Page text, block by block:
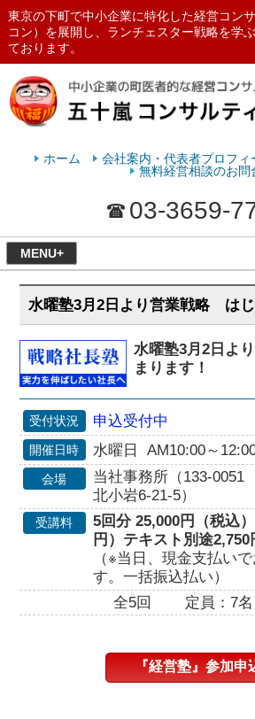
東京の下町で中小企業に特化した経営コン
コン）を展開し、ランチェスター戦略を学
ております。
ランチェスターの法
ホーム 会社案内・代表者プロフィ
無料経営相談のお問
03-3659-
MENU+
水曜塾3月2日より営業戦略 はじ
水曜塾3月2日よ
まります！
受付状況 申込受付中
開催日時 水曜日 AM10:00～
会場
当社事務所（133-
北小岩6-21-5）
受講料
5回分 25,000円（税込
円）テキスト別途2,750
（※当日、現金支払い
す。一括振込払い）
全5回
定員：7名
『経営塾』参加申